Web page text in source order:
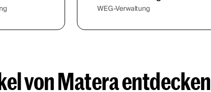
WEG-Verwaltung
von Matera entdecken